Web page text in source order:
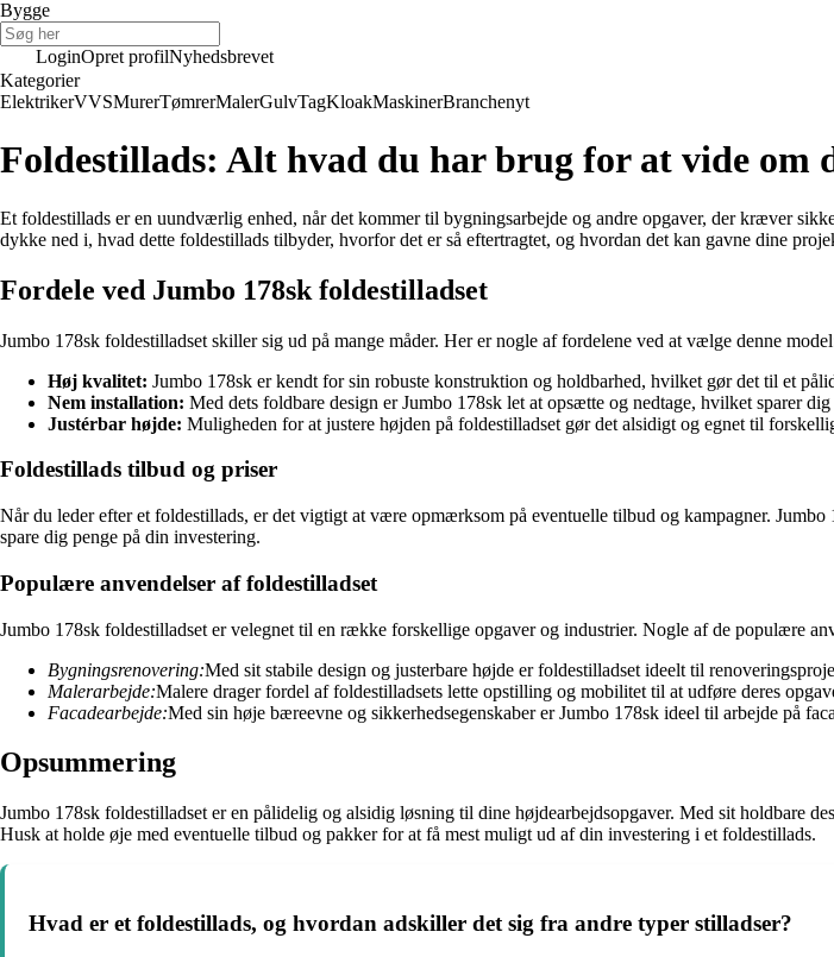
Bygge
LoginOpret profilNyhedsbrevet
Kategorier
ElektrikerVVSMurerTømrerMalerGulvTagKloakMaskinerBranchenyt
Foldestillads: Alt hvad du har brug for at vide om
Et foldestillads er en uundværlig enhed, når det kommer til bygningsarbejde og andre opgaver, der kræver
dykke ned i, hvad dette foldestillads tilbyder, hvorfor det er så eftertragtet, og hvordan det kan gavne dine
Fordele ved Jumbo 178sk foldestilladset
Jumbo 178sk foldestilladset skiller sig ud på mange måder. Her er nogle af fordelene ved at vælge denne
Høj kvalitet: Jumbo 178sk er kendt for sin robuste konstruktion og holdbarhed, hvilket gør det til et
Nem installation: Med dets foldbare design er Jumbo 178sk let at opsætte og nedtage, hvilket sparer
Justérbar højde: Muligheden for at justere højden på foldestilladset gør det alsidigt og egnet til
Foldestillads tilbud og priser
Når du leder efter et foldestillads, er det vigtigt at være opmærksom på eventuelle tilbud og kampagner.
spare dig penge på din investering.
Populære anvendelser af foldestilladset
Jumbo 178sk foldestilladset er velegnet til en række forskellige opgaver og industrier. Nogle af de populære
Bygningsrenovering:Med sit stabile design og justerbare højde er foldestilladset ideelt til
Malerarbejde:Malere drager fordel af foldestilladsets lette opstilling og mobilitet til at udføre deres
Facadearbejde:Med sin høje bæreevne og sikkerhedsegenskaber er Jumbo 178sk ideel til arbejde på
Opsummering
Jumbo 178sk foldestilladset er en pålidelig og alsidig løsning til dine højdearbejdsopgaver. Med sit holdbare
Husk at holde øje med eventuelle tilbud og pakker for at få mest muligt ud af din investering i et foldestillads.
Hvad er et foldestillads, og hvordan adskiller det sig fra andre typer stilladser?